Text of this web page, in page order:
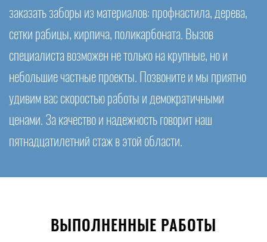
заказать заборы из материалов: профнастила, дерева,
сетки рабицы, кирпича, поликарбоната. Вызов
специалиста возможен не только на крупные, но и
небольшие частные проекты. Позвоните и мы приятно
удивим вас скоростью работы и демократичными
ценами. За качество и надежность говорит наш
пятнадцатилетний стаж в этой области.
ВЫПОЛНЕННЫЕ РАБОТЫ